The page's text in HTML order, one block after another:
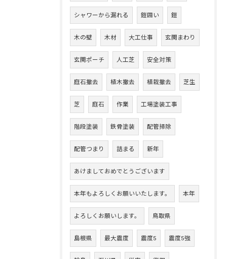
シャワーから漏れる 鎧囲い 鎧
木の壁 木材 大工仕事 玄関まわり
玄関ポーチ 人工芝 安全対策
庭石撤去 植木撤去 植栽撤去 芝生
芝 庭石 作業 工場塗装工事
階段塗装 鉄骨塗装 配管掃除
配管つまり 詰まる 新年
あけましておめでとうございます
本年もよろしくお願いいたします。 本年
よろしくお願いします。 鳥取県
島根県 最大震度 震度5 震度5強